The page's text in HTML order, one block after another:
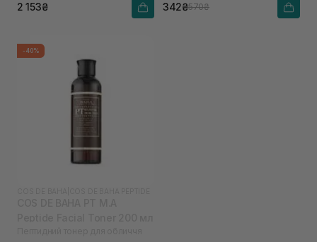
2 153₴ 342₴570₴
-40%